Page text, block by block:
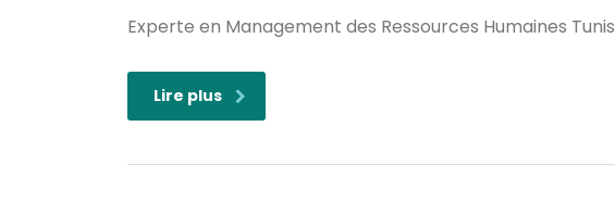
Experte en Management des Ressources Humaines Tunis
Lire plus